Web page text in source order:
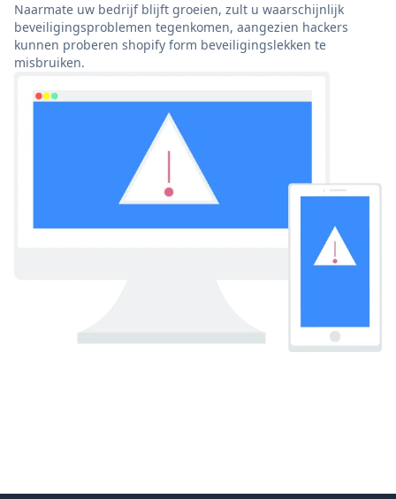
Naarmate uw bedrijf blijft groeien, zult u waarschijnlijk
beveiligingsproblemen tegenkomen, aangezien hackers
kunnen proberen shopify form beveiligingslekken te
misbruiken.